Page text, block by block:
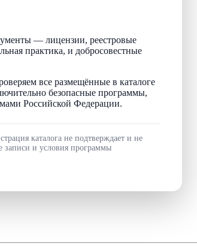
— лицензии, реестровые
практика, и добросовестные
все размещённые в каталоге
безопасные программы,
Российской Федерации.
каталога не подтверждает и не
записи и условия программы